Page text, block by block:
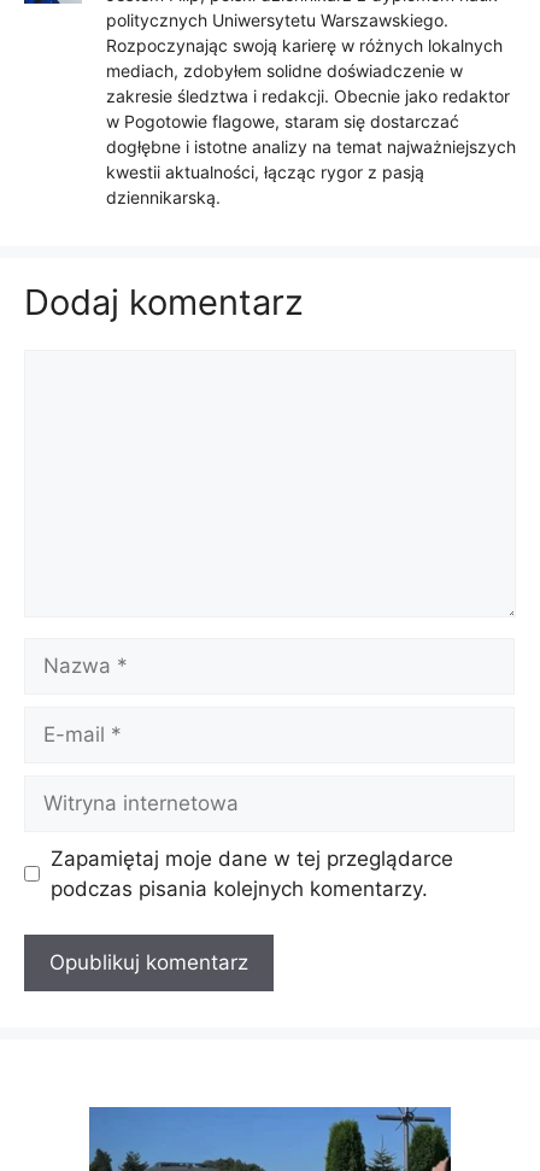
politycznych Uniwersytetu Warszawskiego.
Rozpoczynając swoją karierę w różnych lokalnych
mediach, zdobyłem solidne doświadczenie w
zakresie śledztwa i redakcji. Obecnie jako redaktor
w Pogotowie flagowe, staram się dostarczać
dogłębne i istotne analizy na temat najważniejszych
kwestii aktualności, łącząc rygor z pasją
dziennikarską.
Dodaj komentarz
mail
internetowa
Zapamiętaj moje dane w tej przeglądarce
podczas pisania kolejnych komentarzy.